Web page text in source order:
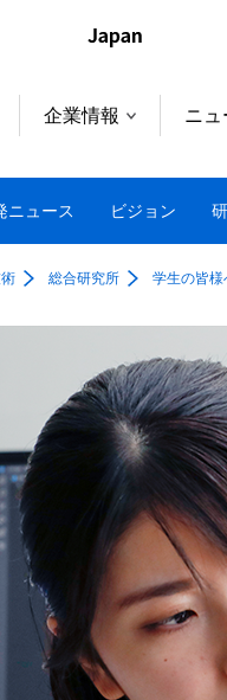
ャ
プ
企業情報 ニュ
ニュース ビジョン
総合研究所 学生の皆様